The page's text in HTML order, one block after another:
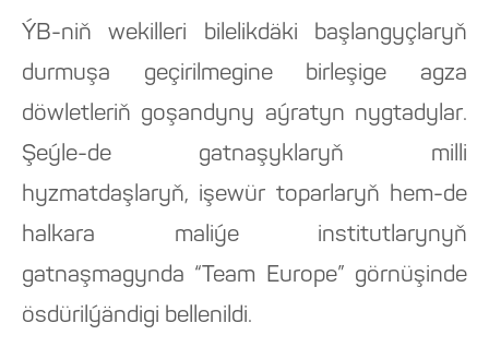
ÝB-niň wekilleri bilelikdäki başlangyçlaryň
durmuşa geçirilmegine birleşige agza
döwletleriň goşandyny aýratyn nygtadylar.
Şeýle-de gatnaşyklaryň milli
hyzmatdaşlaryň, işewür toparlaryň hem-de
halkara maliýe institutlarynyň
gatnaşmagynda “Team Europe” görnüşinde
ösdürilýändigi bellenildi.